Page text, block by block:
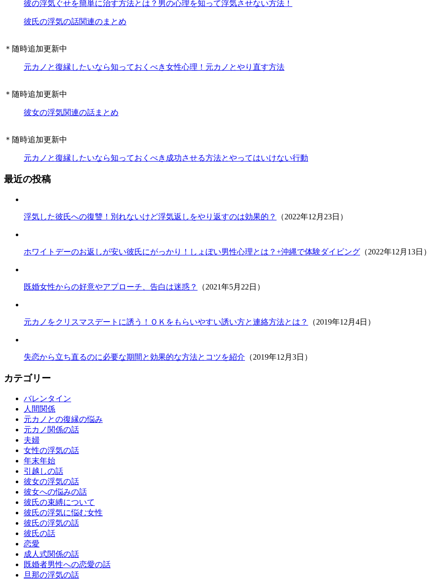
彼の浮気ぐせを簡単に治す方法とは？男の心理を知って浮気させない方法！
彼氏の浮気の話関連のまとめ
＊随時追加更新中
元カノと復縁したいなら知っておくべき女性心理！元カノとやり直す方法
＊随時追加更新中
彼女の浮気関連の話まとめ
＊随時追加更新中
元カノと復縁したいなら知っておくべき成功させる方法とやってはいけない行動
最近の投稿
浮気した彼氏への復讐！別れないけど浮気返しをやり返すのは効果的？ （2022年12月23日）
ホワイトデーのお返しが安い彼氏にがっかり！しょぼい男性心理とは？+沖縄で体験ダイビング （2022年12月13日）
既婚女性からの好意やアプローチ、告白は迷惑？ （2021年5月22日）
元カノをクリスマスデートに誘う！ＯＫをもらいやすい誘い方と連絡方法とは？ （2019年12月4日）
失恋から立ち直るのに必要な期間と効果的な方法とコツを紹介 （2019年12月3日）
カテゴリー
バレンタイン
人間関係
元カノとの復縁の悩み
元カノ関係の話
夫婦
女性の浮気の話
年末年始
引越しの話
彼女の浮気の話
彼女への悩みの話
彼氏の束縛について
彼氏の浮気に悩む女性
彼氏の浮気の話
彼氏の話
恋愛
成人式関係の話
既婚者男性への恋愛の話
旦那の浮気の話